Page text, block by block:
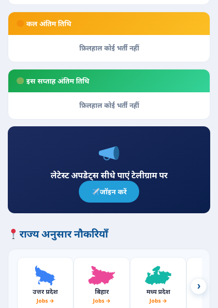
कल अंतिम तिथि
फ़िलहाल कोई भर्ती नहीं
इस सप्ताह अंतिम तिथि
फ़िलहाल कोई भर्ती नहीं
लेटेस्ट अपडेट्स सीधे पाएं टेलीग्राम पर
जॉइन करें
राज्य अनुसार नौकरियाँ
उत्तर प्रदेश
Jobs →
बिहार
Jobs →
मध्य प्रदेश
Jobs →
›